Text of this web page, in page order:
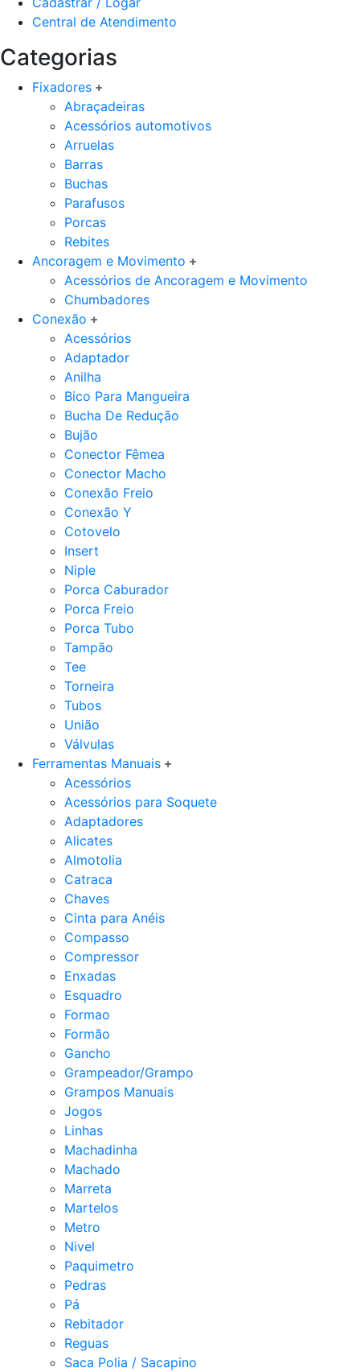
Central de Atendimento
Categorias
Fixadores
Abraçadeiras
Acessórios automotivos
Arruelas
Barras
Buchas
Parafusos
Porcas
Rebites
Ancoragem e Movimento
Acessórios de Ancoragem e Movimento
Chumbadores
Conexão
Acessórios
Adaptador
Anilha
Bico Para Mangueira
Bucha De Redução
Bujão
Conector Fêmea
Conector Macho
Conexão Freio
Conexão Y
Cotovelo
Insert
Niple
Porca Caburador
Porca Freio
Porca Tubo
Tampão
Tee
Torneira
Tubos
União
Válvulas
Ferramentas Manuais
Acessórios
Acessórios para Soquete
Adaptadores
Alicates
Almotolia
Catraca
Chaves
Cinta para Anéis
Compasso
Compressor
Enxadas
Esquadro
Formao
Formão
Gancho
Grampeador/Grampo
Grampos Manuais
Jogos
Linhas
Machadinha
Machado
Marreta
Martelos
Metro
Nivel
Paquimetro
Pedras
Pá
Rebitador
Reguas
Saca Polia / Sacapino